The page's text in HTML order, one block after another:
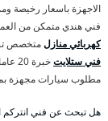
الاجهزة باسعار رخيصة
فني هندي متمكن من
كهربائي منازلمتخصص
فني ستلايتخبرة 20 عاما بتركيب الانتركم .
مطلوب سيارات مجهزة
هل تبحث عن فني انتركم